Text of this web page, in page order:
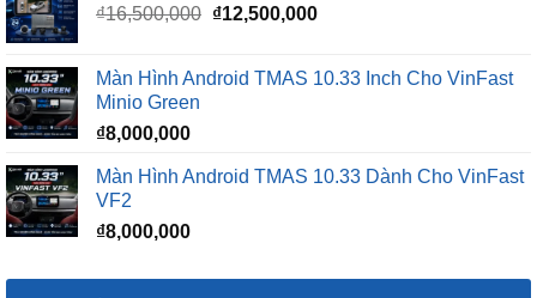
₫16,500,000 Giá
₫16,500,000.
₫12,500,000Giá
là:
Màn Hình Android TMAS 10.33 Inch Cho VinFast
Minio Green
₫8,000,000
Màn Hình Android TMAS 10.33 Dành Cho VinFast
VF2
₫8,000,000